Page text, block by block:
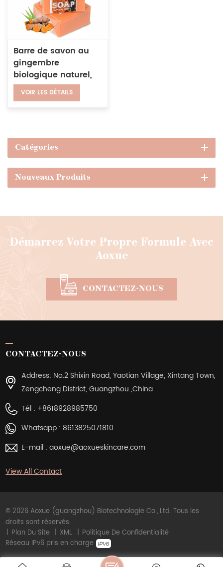
Barre de savon au
gingembre
biologique naturel,
Anti-acné,
blanchissant, savon
VOIR LES DÉTAILS
Catégories
Nouveaux Produits
Démarrez Votre Propre Formule Avec
Aoxue
CONTACTEZ-NOUS
CONTACTEZ-NOUS
Address: No.2 Shixin Road, Yaotian Village, Xintang Town,
Zengcheng District, Guangzhou ,China
Tél : +8618928985750
Whatsapp : 8613825071810
E-mail : aoxue@aoxueskincare.com
View All Contact
© 2026 Aoxue (guangzhou) Biotechnologie Co., Ltd. Tous les
droits sont réservés.
| Plan Du Site | XML | Politique De Confidentialité
Réseau IPv6 pris en charge